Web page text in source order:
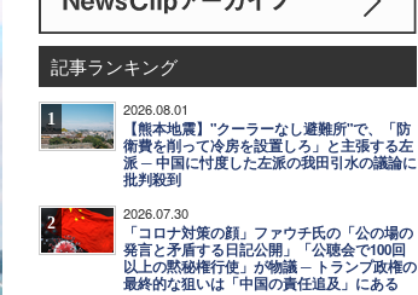
記事ランキング
1 2026.08.01
【熊本地震】"クーラーなし避難所"で、「防
衛費を削って冷房を設置しろ」と主張する左
派 ─ 中国に忖度した左派の我田引水の議論に
批判殺到
2 2026.07.30
「コロナ対策の顔」ファウチ氏の「公の場の
発言と矛盾する日記公開」「公聴会で100回
以上の黙秘権行使」が物議 ─ トランプ政権の
最終的な狙いは「中国の責任追及」にある